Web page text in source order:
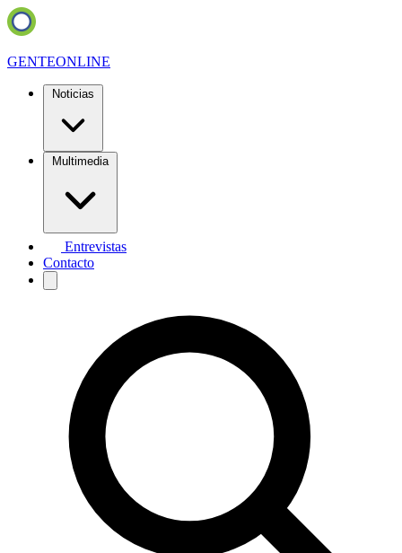
GENTEONLINE
Noticias
Multimedia
Entrevistas
Contacto